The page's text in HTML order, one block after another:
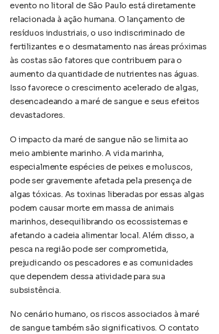
evento no litoral de São Paulo está diretamente
relacionada à ação humana. O lançamento de
resíduos industriais, o uso indiscriminado de
fertilizantes e o desmatamento nas áreas próximas
às costas são fatores que contribuem para o
aumento da quantidade de nutrientes nas águas.
Isso favorece o crescimento acelerado de algas,
desencadeando a maré de sangue e seus efeitos
devastadores.
O impacto da maré de sangue não se limita ao
meio ambiente marinho. A vida marinha,
especialmente espécies de peixes e moluscos,
pode ser gravemente afetada pela presença de
algas tóxicas. As toxinas liberadas por essas algas
podem causar morte em massa de animais
marinhos, desequilibrando os ecossistemas e
afetando a cadeia alimentar local. Além disso, a
pesca na região pode ser comprometida,
prejudicando os pescadores e as comunidades
que dependem dessa atividade para sua
subsistência.
No cenário humano, os riscos associados à maré
de sangue também são significativos. O contato